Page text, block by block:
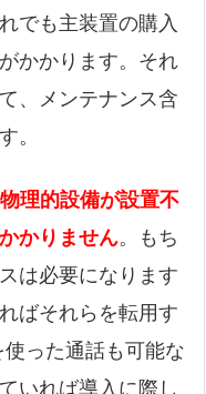
でも主装置の購入
かかります。それ
、メンテナンス含
。
理的設備が設置不
かりません。もち
は必要になります
ばそれらを転用す
った通話も可能な
いれば導入に際し